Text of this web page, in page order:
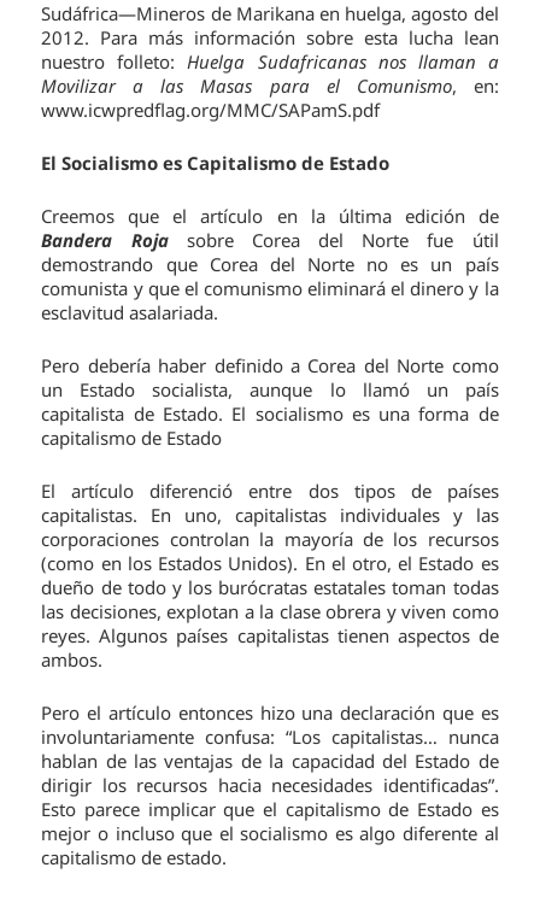
Sudáfrica—Mineros de Marikana en huelga, agosto del
2012. Para más información sobre esta lucha lean
nuestro folleto:Huelga Sudafricanas nos llaman a
Movilizar a las Masas para el Comunismo, en:
www.icwpredflag.org/MMC/SAPamS.pdf
El Socialismo es Capitalismo de Estado
Creemos que el artículo en la última edición de
Bandera Rojasobre Corea del Norte fue útil
demostrando que Corea del Norte no es un país
comunista y que el comunismo eliminará el dinero y la
esclavitud asalariada.
Pero debería haber definido a Corea del Norte como
un Estado socialista, aunque lo llamó un país
capitalista de Estado. El socialismo es una forma de
capitalismo de Estado
El artículo diferenció entre dos tipos de países
capitalistas. En uno, capitalistas individuales y las
corporaciones controlan la mayoría de los recursos
(como en los Estados Unidos). En el otro, el Estado es
dueño de todo y los burócratas estatales toman todas
las decisiones, explotan a la clase obrera y viven como
reyes. Algunos países capitalistas tienen aspectos de
ambos.
Pero el artículo entonces hizo una declaración que es
involuntariamente confusa: “Los capitalistas… nunca
hablan de las ventajas de la capacidad del Estado de
dirigir los recursos hacia necesidades identificadas”.
Esto parece implicar que el capitalismo de Estado es
mejor o incluso que el socialismo es algo diferente al
capitalismo de estado.